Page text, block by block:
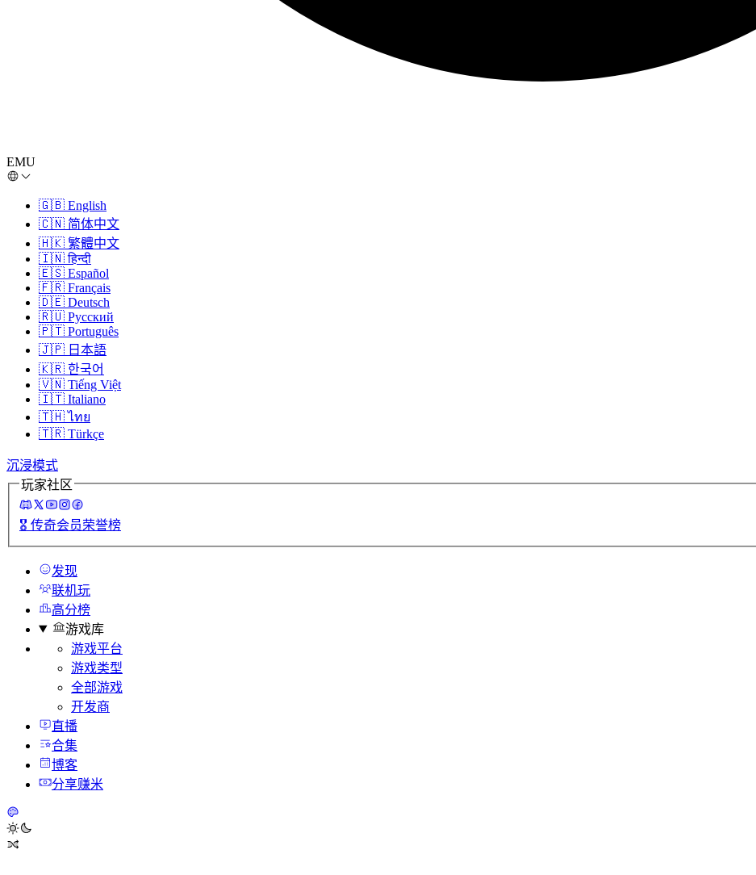
EMU
🇬🇧 English
🇨🇳 简体中文
🇭🇰 繁體中文
🇮🇳 हिन्दी
🇪🇸 Español
🇫🇷 Français
🇩🇪 Deutsch
🇷🇺 Русский
🇵🇹 Português
🇯🇵 日本語
🇰🇷 한국어
🇻🇳 Tiếng Việt
🇮🇹 Italiano
🇹🇭 ไทย
🇹🇷 Türkçe
沉浸模式
玩家社区
🎖️ 传奇会员荣誉榜
发现
联机玩
高分榜
游戏库
游戏平台
游戏类型
全部游戏
开发商
直播
合集
博客
分享赚米